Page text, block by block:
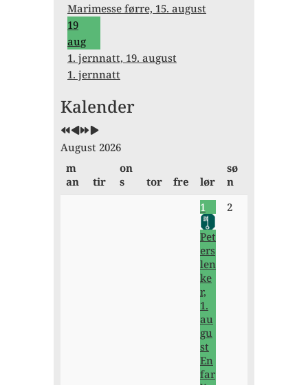
Marimesse førre, 15. august
19
aug
1. jernnatt, 19. august
1. jernnatt
Kalender
årmåned
årmåned
August 2026
m
an
tir
on
s
tor fre lør
sø
n
1
Pet
ers
len
ke
r,
1.
au
gu
st
En
far
2